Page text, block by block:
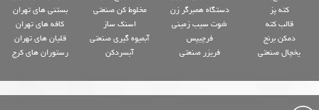
کته پز
قالب کته
دمکن برنج
یخچال صنعتی
دستگاه همبرگر زن
شوت سیب زمینی
فرچیپس
فریزر صنعتی
مخلوط کن صنعتی
اسنک ساز
آبمیوه گیری صنعتی
آبسردکن
بستنی های تهران
کافه های تهران
قلیان های تهران
رستوران های کرج